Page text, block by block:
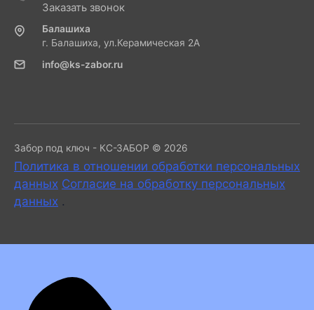
Заказать звонок
Балашиха
г. Балашиха, ул.Керамическая 2А
info@ks-zabor.ru
Забор под ключ - КС-ЗАБОР © 2026
Политика в отношении обработки персональных
данных Согласие на обработку персональных
данных .